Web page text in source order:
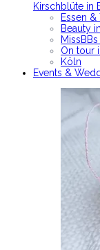
Kirschblüte in
Essen &
Beauty
On tour
Köln
Events &